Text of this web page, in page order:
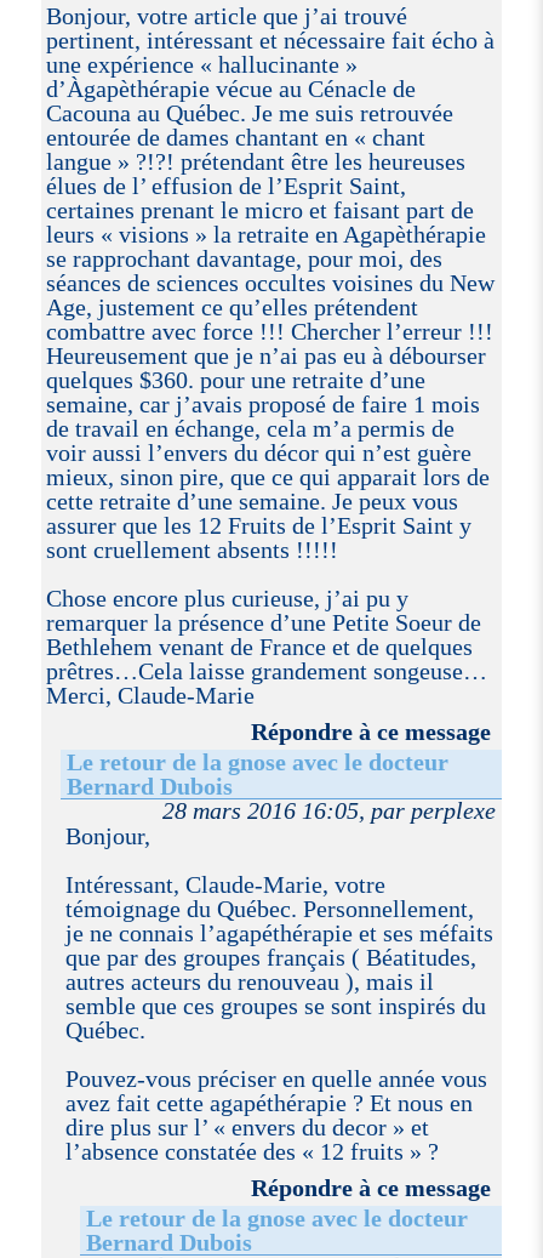
Bonjour, votre article que j’ai trouvé
pertinent, intéressant et nécessaire fait écho à
une expérience « hallucinante »
d’Àgapèthérapie vécue au Cénacle de
Cacouna au Québec. Je me suis retrouvée
entourée de dames chantant en « chant
langue » ?!?! prétendant être les heureuses
élues de l’ effusion de l’Esprit Saint,
certaines prenant le micro et faisant part de
leurs « visions » la retraite en Agapèthérapie
se rapprochant davantage, pour moi, des
séances de sciences occultes voisines du New
Age, justement ce qu’elles prétendent
combattre avec force !!! Chercher l’erreur !!!
Heureusement que je n’ai pas eu à débourser
quelques $360. pour une retraite d’une
semaine, car j’avais proposé de faire 1 mois
de travail en échange, cela m’a permis de
voir aussi l’envers du décor qui n’est guère
mieux, sinon pire, que ce qui apparait lors de
cette retraite d’une semaine. Je peux vous
assurer que les 12 Fruits de l’Esprit Saint y
sont cruellement absents !!!!!
Chose encore plus curieuse, j’ai pu y
remarquer la présence d’une Petite Soeur de
Bethlehem venant de France et de quelques
prêtres…Cela laisse grandement songeuse…
Merci, Claude-Marie
Répondre à ce message
Le retour de la gnose avec le docteur
Bernard Dubois
28 mars 2016 16:05, par perplexe
Bonjour,
Intéressant, Claude-Marie, votre
témoignage du Québec. Personnellement,
je ne connais l’agapéthérapie et ses méfaits
que par des groupes français ( Béatitudes,
autres acteurs du renouveau ), mais il
semble que ces groupes se sont inspirés du
Québec.
Pouvez-vous préciser en quelle année vous
avez fait cette agapéthérapie ? Et nous en
dire plus sur l’ « envers du decor » et
l’absence constatée des « 12 fruits » ?
Répondre à ce message
Le retour de la gnose avec le docteur
Bernard Dubois